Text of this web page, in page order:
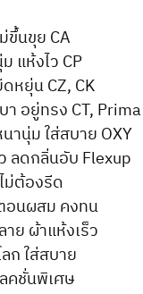
ขึ้นขุย CA
แห้งไว CP
ดหยุ่น CZ, CK
บา อยู่ทรง CT, Prima
นานุ่ม ใส่สบาย OXY
ลดกลิ่นอับ Flexup
ม่ต้องรีด
อนผสม คงทน
ย ผ้าแห้งเร็ว
ก ใส่สบาย
คชั่นพิเศษ